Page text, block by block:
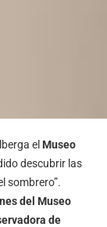
el Museo
descubrir las
sombrero”.
del Museo
de